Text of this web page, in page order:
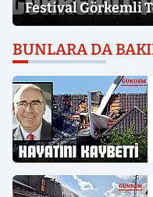
Festival Görkemli
BUNLARA DA